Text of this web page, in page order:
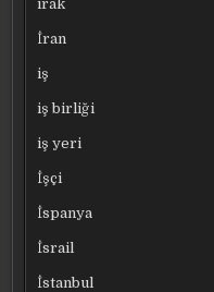
irak
İran
iş
iş birliği
iş yeri
İşçi
İspanya
İsrail
İstanbul